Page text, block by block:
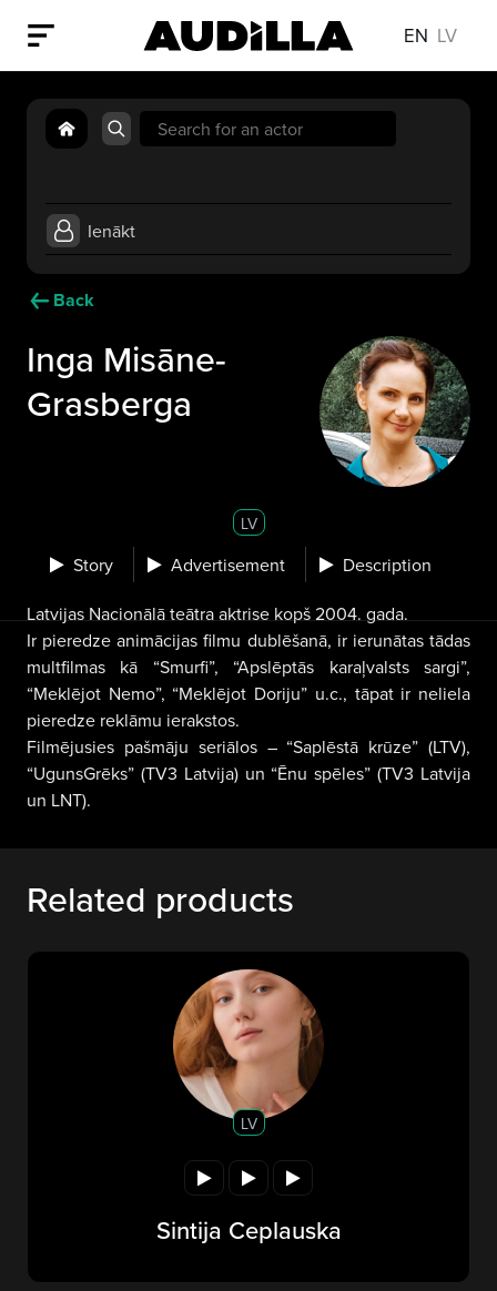
EN LV
Search
for:
Ienākt
Back
Inga Misāne-
Grasberga
LV
Story Advertisement Description
Latvijas Nacionālā teātra aktrise kopš 2004. gada.
Ir pieredze animācijas filmu dublēšanā, ir ierunātas tādas
multfilmas kā “Smurfi”, “Apslēptās karaļvalsts sargi”,
“Meklējot Nemo”, “Meklējot Doriju” u.c., tāpat ir neliela
pieredze reklāmu ierakstos.
Filmējusies pašmāju seriālos – “Saplēstā krūze” (LTV),
“UgunsGrēks” (TV3 Latvija) un “Ēnu spēles” (TV3 Latvija
un LNT).
Related products
LV
Sintija Ceplauska